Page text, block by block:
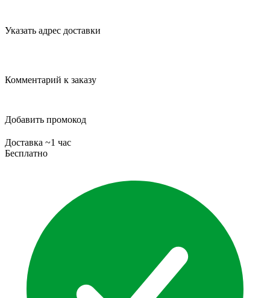
Указать адрес доставки
Комментарий к заказу
Добавить промокод
Доставка ~1 час
Бесплатно